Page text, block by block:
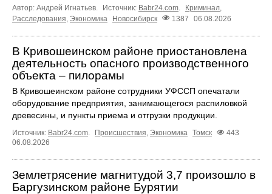
Автор: Андрей Игнатьев. Источник: Babr24.com. Криминал,
Расследования Экономика Новосибирск 1387 06.08.2026
В Кривошеинском районе приостановлена
деятельность опасного производственного
объекта – пилорамы
В Кривошеинском районе сотрудники УФССП опечатали
оборудование предприятия, занимающегося распиловкой
древесины, и пункты приема и отгрузки продукции.
Источник: Babr24.com Происшествия Экономика Томск
443
06.08.2026
Землетрясение магнитудой 3,7 произошло в
Баргузинском районе Бурятии